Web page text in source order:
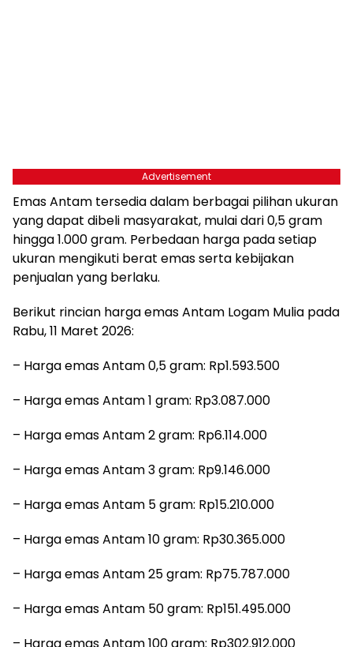
Advertisement
Emas Antam tersedia dalam berbagai pilihan ukuran
yang dapat dibeli masyarakat, mulai dari 0,5 gram
hingga 1.000 gram. Perbedaan harga pada setiap
ukuran mengikuti berat emas serta kebijakan
penjualan yang berlaku.
Berikut rincian harga emas Antam Logam Mulia pada
Rabu, 11 Maret 2026:
– Harga emas Antam 0,5 gram: Rp1.593.500
– Harga emas Antam 1 gram: Rp3.087.000
– Harga emas Antam 2 gram: Rp6.114.000
– Harga emas Antam 3 gram: Rp9.146.000
– Harga emas Antam 5 gram: Rp15.210.000
– Harga emas Antam 10 gram: Rp30.365.000
– Harga emas Antam 25 gram: Rp75.787.000
– Harga emas Antam 50 gram: Rp151.495.000
– Harga emas Antam 100 gram: Rp302.912.000